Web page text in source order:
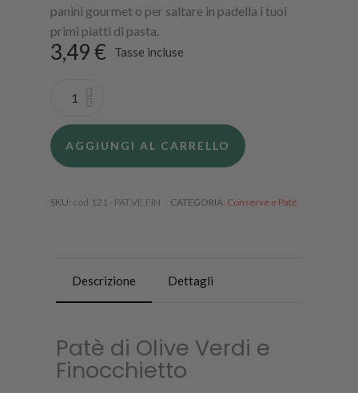
panini gourmet o per saltare in padella i tuoi
primi piatti di pasta.
3,49 € Tasse incluse
AGGIUNGI AL CARRELLO
SKU cod.121 - PAT.VE.FIN CATEGORIA Conserve e Paté
Descrizione Dettagli
Patè di Olive Verdi e
Finocchietto